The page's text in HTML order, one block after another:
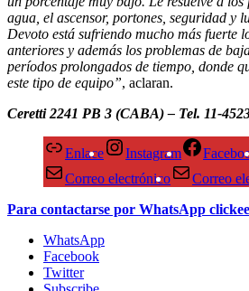
agua, el ascensor, portones, seguridad y
Devoto está sufriendo mucho más fuerte
anteriores y además los problemas de
períodos prolongados de tiempo, donde
este tipo de equipo”, aclaran.
Ceretti 2241 PB 3 (CABA)– Tel. 11-
Enlace Instagram
Correo electrónico
Correo
Para contactarse por WhatsApp
WhatsApp
Facebook
Twitter